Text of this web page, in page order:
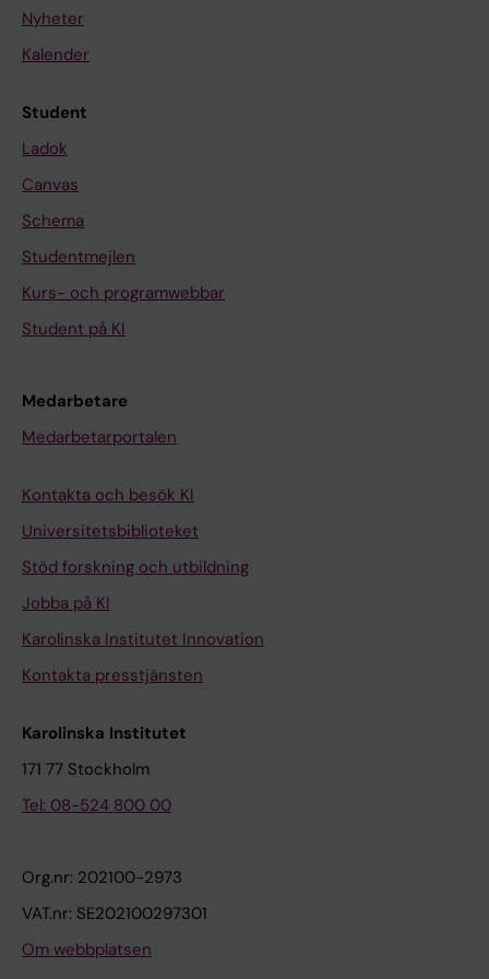
Nyheter
Kalender
Student
Ladok
Canvas
Schema
Studentmejlen
Kurs- och programwebbar
Student på KI
Medarbetare
Medarbetarportalen
Kontakta och besök KI
Universitetsbiblioteket
Stöd forskning och utbildning
Jobba på KI
Karolinska Institutet Innovation
Kontakta presstjänsten
Karolinska Institutet
171 77 Stockholm
Tel: 08-524 800 00
Org.nr: 202100-2973
VAT.nr: SE202100297301
Om webbplatsen